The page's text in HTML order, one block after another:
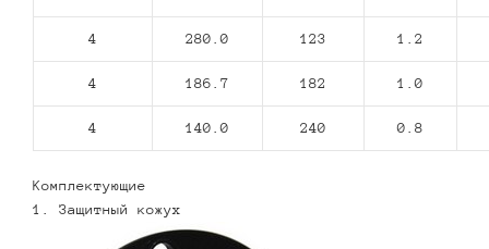
4 280.0 123 1.2
4 186.7 182 1.0
4 140.0 240 0.8
Комплектующие
1. Защитный кожух